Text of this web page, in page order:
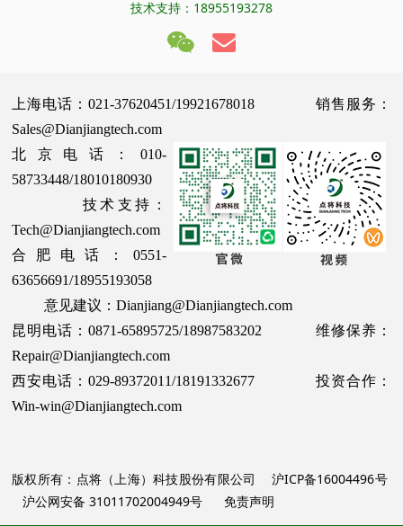
技术支持：18955193278
上海电话：021-37620451/19921678018 销售服务：
Sales@Dianjiangtech.com
北京电话：010-
58733448/18010180930
技术支持：
Tech@Dianjiangtech.com
合肥电话：0551-
63656691/18955193058
意见建议：Dianjiang@Dianjiangtech.com
昆明电话：0871-65895725/18987583202 维修保养：
Repair@Dianjiangtech.com
西安电话：029-89372011/18191332677 投资合作：
Win-win@Dianjiangtech.com
版权所有：点将（上海）科技股份有限公司 沪ICP备16004496号
沪公网安备 31011702004949号
免责声明